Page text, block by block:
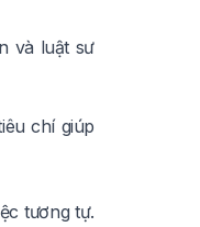
và luật sư
chí giúp
tương tự.